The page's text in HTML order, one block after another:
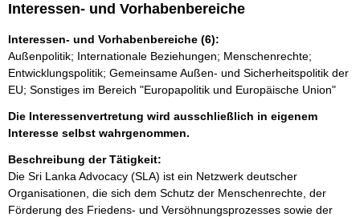
Interessen- und Vorhabenbereiche
Interessen- und Vorhabenbereiche (6):
Außenpolitik; Internationale Beziehungen; Menschenrechte;
Entwicklungspolitik; Gemeinsame Außen- und Sicherheitspolitik der
EU; Sonstiges im Bereich "Europapolitik und Europäische Union"
Die Interessenvertretung wird ausschließlich in eigenem
Interesse selbst wahrgenommen.
Beschreibung der Tätigkeit:
Die Sri Lanka Advocacy (SLA) ist ein Netzwerk deutscher
Organisationen, die sich dem Schutz der Menschenrechte, der
Förderung des Friedens- und Versöhnungsprozesses sowie der